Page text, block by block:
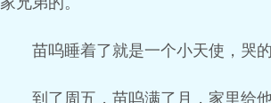
苗呜睡着了就是一个小天使，哭
到了周五，苗呜满了月，家里给